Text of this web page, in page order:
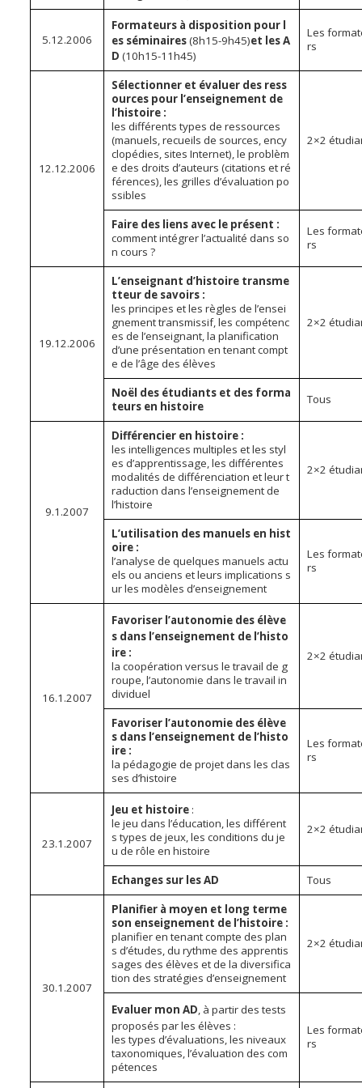
5.12.2006
Formateurs à disposition pour l
es séminaires(8h15-9h45)et les A
D(10h15-11h45)
Les
rs
12.12.2006
Sélectionner et évaluer des ress
ources pour l’enseignement de
l’histoire :
les différents types de ressources
(manuels, recueils de sources, ency
clopédies, sites Internet), le problèm
e des droits d’auteurs (citations et ré
férences), les grilles d’évaluation po
ssibles
2×2
Faire des liens avec le présent :
comment intégrer l’actualité dans so
n cours ?
Les
rs
19.12.2006
L’enseignant d’histoire transme
tteur de savoirs :
les principes et les règles de l’ensei
gnement transmissif, les compétenc
es de l’enseignant, la planification
d’une présentation en tenant compt
e de l’âge des élèves
2×2
Noël des étudiants et des forma
teurs en histoire
Tous
9.1.2007
Différencier en histoire :
les intelligences multiples et les styl
es d’apprentissage, les différentes
modalités de différenciation et leur t
raduction dans l’enseignement de
l’histoire
2×2
L’utilisation des manuels en hist
oire :
l’analyse de quelques manuels actu
els ou anciens et leurs implications s
ur les modèles d’enseignement
Les
rs
16.1.2007
Favoriser l’autonomie des élève
s dans l’enseignement de l’histo
ire :
la coopération versus le travail de g
roupe, l’autonomie dans le travail in
dividuel
2×2
Favoriser l’autonomie des élève
s dans l’enseignement de l’histo
ire :
la pédagogie de projet dans les clas
ses d’histoire
Les
rs
23.1.2007
Jeu et histoire :
le jeu dans l’éducation, les différent
s types de jeux, les conditions du je
u de rôle en histoire
2×2
Echanges sur les AD Tous
30.1.2007
Planifier à moyen et long terme
son enseignement de l’histoire :
planifier en tenant compte des plan
s d’études, du rythme des apprentis
sages des élèves et de la diversifica
tion des stratégies d’enseignement
2×2
Evaluer mon AD, à partir des tests
proposés par les élèves :
les types d’évaluations, les niveaux
taxonomiques, l’évaluation des com
pétences
Les
rs